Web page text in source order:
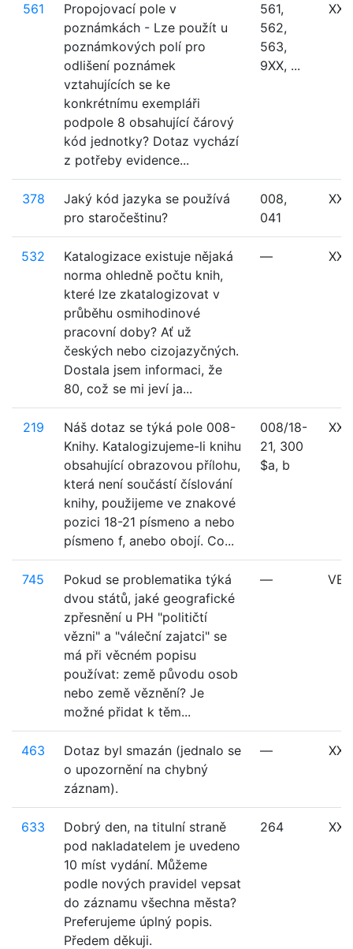
561
Propojovací pole v
poznámkách - Lze použít u
poznámkových polí pro
odlišení poznámek
vztahujících se ke
konkrétnímu exempláři
podpole 8 obsahující čárový
kód jednotky? Dotaz vychází
z potřeby evidence...
561,
562,
563,
9XX, ...
XXX
378
Jaký kód jazyka se používá
pro staročeštinu?
008,
041
XXX
532
Katalogizace existuje nějaká
norma ohledně počtu knih,
které lze zkatalogizovat v
průběhu osmihodinové
pracovní doby? Ať už
českých nebo cizojazyčných.
Dostala jsem informaci, že
80, což se mi jeví ja...
— XXX
219
Náš dotaz se týká pole 008-
Knihy. Katalogizujeme-li knihu
obsahující obrazovou přílohu,
která není součástí číslování
knihy, použijeme ve znakové
pozici 18-21 písmeno a nebo
písmeno f, anebo obojí. Co...
008/18-
21, 300
$a, b
XXX
745
Pokud se problematika týká
dvou států, jaké geografické
zpřesnění u PH "političtí
vězni" a "váleční zajatci" se
má při věcném popisu
používat: země původu osob
nebo země věznění? Je
možné přidat k těm...
— VEC
463
Dotaz byl smazán (jednalo se
o upozornění na chybný
záznam).
— XXX
633
Dobrý den, na titulní straně
pod nakladatelem je uvedeno
10 míst vydání. Můžeme
podle nových pravidel vepsat
do záznamu všechna města?
Preferujeme úplný popis.
Předem děkuji.
264 XXX